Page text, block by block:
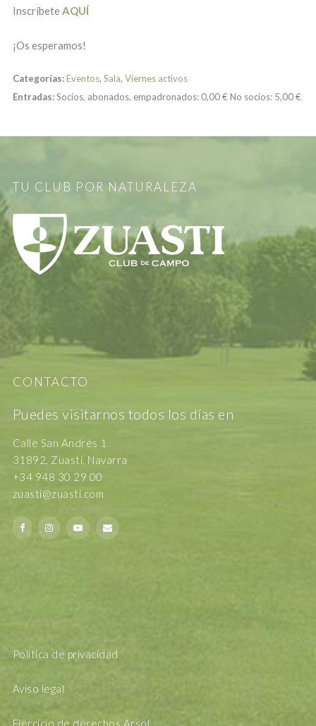
Inscríbete AQUÍ
¡Os esperamos!
Categorías:Eventos, Sala, Viernes activos
Entradas:Socios, abonados, empadronados: 0,00 € No socios: 5,00 €
TU CLUB POR NATURALEZA
CONTACTO
Puedes visitarnos todos los días en
Calle San Andrés 1
31892, Zuasti, Navarra
+34 948 30 29 00
zuasti@zuasti.com
Política de privacidad
Aviso legal